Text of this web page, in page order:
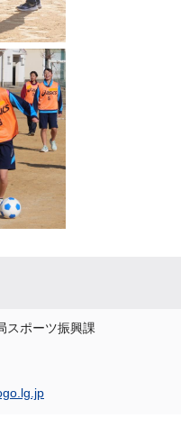
スポーツ振興課